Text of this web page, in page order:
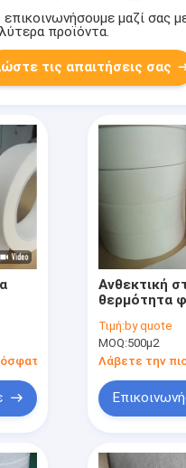
επικοινωνήσουμε μαζί σας
προϊόντα.
τις απαιτήσεις σας
τιμή
Ανθεκτική
θερμότητα
κολλητικών
εγγράφου
καθυστερών
Τιμή:by quote
MOQ:500μ2
Λάβετε την